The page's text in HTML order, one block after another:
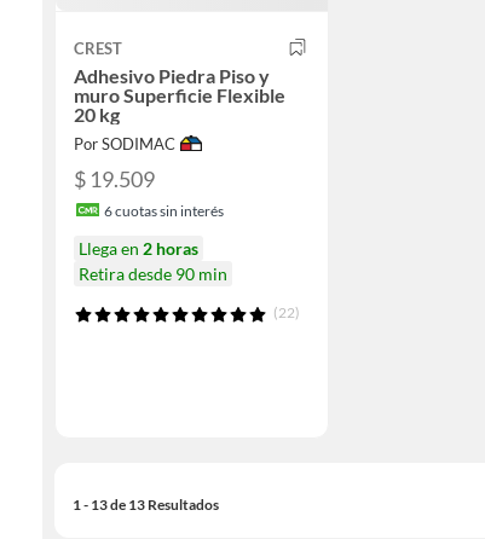
CREST
Adhesivo Piedra Piso y
muro Superficie Flexible
20 kg
Por SODIMAC
$ 19.509
6cuotas sin interés
Llega en 2 horas
Retira desde 90 min
(22)
1 - 13 de 13 Resultados